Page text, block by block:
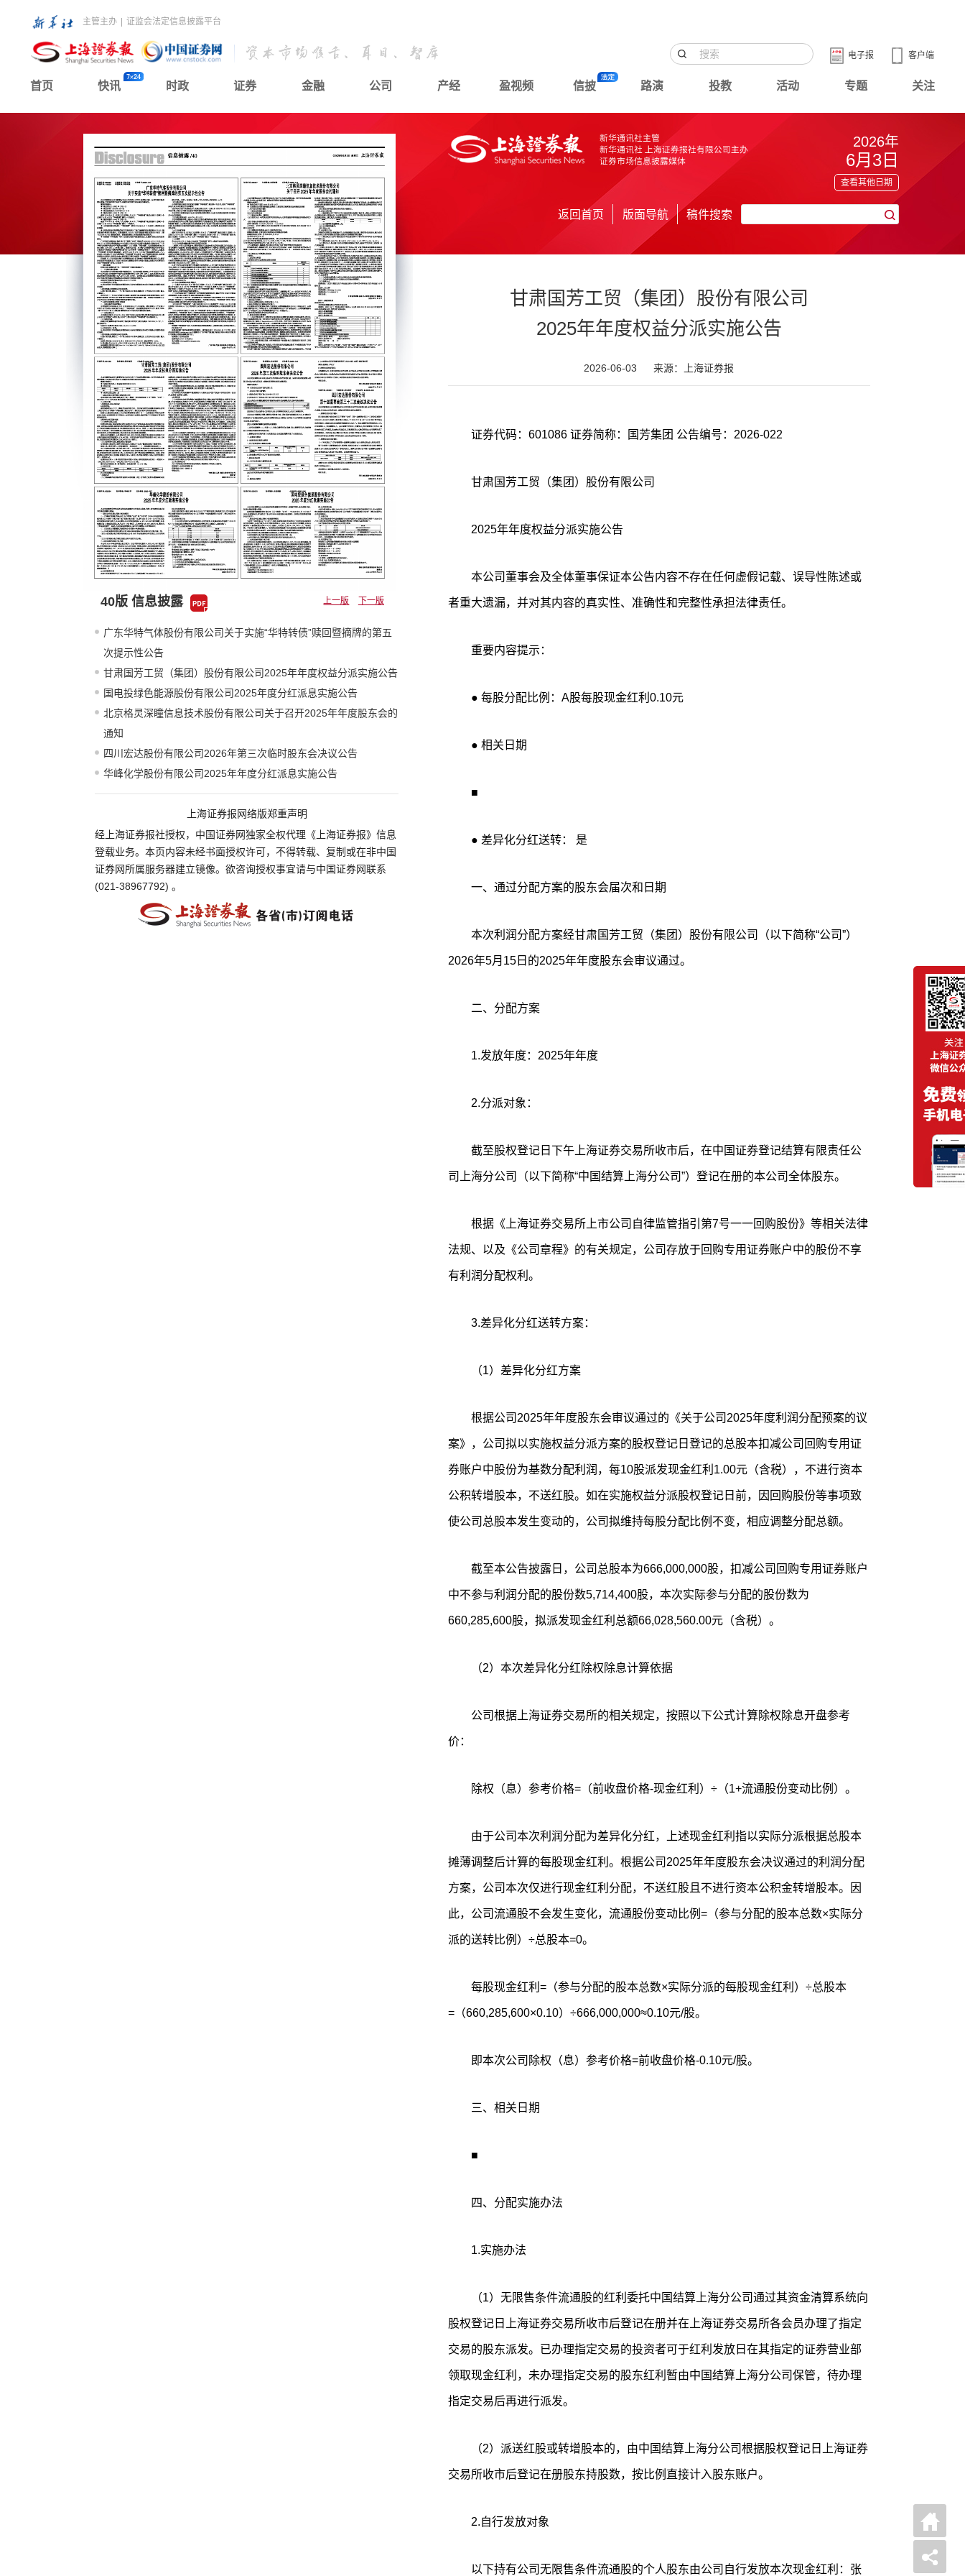
主管主办 证监会法定信息披露平台
客户端
电子报
首页 快讯 时政 证券 金融 公司 产经 盈视频 信披 路演 投教 活动 专题 关注
40版 信息披露 上一版 下一版
广东华特气体股份有限公司关于实施“华特转债”赎回暨摘牌的第五
次提示性公告
甘肃国芳工贸（集团）股份有限公司2025年年度权益分派实施公告
国电投绿色能源股份有限公司2025年度分红派息实施公告
北京格灵深瞳信息技术股份有限公司关于召开2025年年度股东会的
通知
四川宏达股份有限公司2026年第三次临时股东会决议公告
华峰化学股份有限公司2025年年度分红派息实施公告
上海证券报网络版郑重声明
经上海证券报社授权，中国证券网独家全权代理《上海证券报》信息
登载业务。本页内容未经书面授权许可，不得转载、复制或在非中国
证券网所属服务器建立镜像。欲咨询授权事宜请与中国证券网联系
(021-38967792) 。
2026年
6月3日
查看其他日期
返回首页 版面导航 稿件搜索
甘肃国芳工贸（集团）股份有限公司
2025年年度权益分派实施公告
2026-06-03 来源：上海证券报
证券代码：601086 证券简称：国芳集团 公告编号：2026-022
甘肃国芳工贸（集团）股份有限公司
2025年年度权益分派实施公告
本公司董事会及全体董事保证本公告内容不存在任何虚假记载、误导性陈述或
者重大遗漏，并对其内容的真实性、准确性和完整性承担法律责任。
重要内容提示：
● 每股分配比例：A股每股现金红利0.10元
● 相关日期
■
● 差异化分红送转： 是
一、通过分配方案的股东会届次和日期
本次利润分配方案经甘肃国芳工贸（集团）股份有限公司（以下简称“公司”）
2026年5月15日的2025年年度股东会审议通过。
二、分配方案
1.发放年度：2025年年度
2.分派对象：
截至股权登记日下午上海证券交易所收市后，在中国证券登记结算有限责任公
司上海分公司（以下简称“中国结算上海分公司”）登记在册的本公司全体股东。
根据《上海证券交易所上市公司自律监管指引第7号一一回购股份》等相关法律
法规、以及《公司章程》的有关规定，公司存放于回购专用证券账户中的股份不享
有利润分配权利。
3.差异化分红送转方案：
（1）差异化分红方案
根据公司2025年年度股东会审议通过的《关于公司2025年度利润分配预案的议
案》，公司拟以实施权益分派方案的股权登记日登记的总股本扣减公司回购专用证
券账户中股份为基数分配利润，每10股派发现金红利1.00元（含税），不进行资本
公积转增股本，不送红股。如在实施权益分派股权登记日前，因回购股份等事项致
使公司总股本发生变动的，公司拟维持每股分配比例不变，相应调整分配总额。
截至本公告披露日，公司总股本为666,000,000股，扣减公司回购专用证券账户
中不参与利润分配的股份数5,714,400股，本次实际参与分配的股份数为
660,285,600股，拟派发现金红利总额66,028,560.00元（含税）。
（2）本次差异化分红除权除息计算依据
公司根据上海证券交易所的相关规定，按照以下公式计算除权除息开盘参考
价：
除权（息）参考价格=（前收盘价格-现金红利）÷（1+流通股份变动比例）。
由于公司本次利润分配为差异化分红，上述现金红利指以实际分派根据总股本
摊薄调整后计算的每股现金红利。根据公司2025年年度股东会决议通过的利润分配
方案，公司本次仅进行现金红利分配，不送红股且不进行资本公积金转增股本。因
此，公司流通股不会发生变化，流通股份变动比例=（参与分配的股本总数×实际分
派的送转比例）÷总股本=0。
每股现金红利=（参与分配的股本总数×实际分派的每股现金红利）÷总股本
=（660,285,600×0.10）÷666,000,000≈0.10元/股。
即本次公司除权（息）参考价格=前收盘价格-0.10元/股。
三、相关日期
■
四、分配实施办法
1.实施办法
（1）无限售条件流通股的红利委托中国结算上海分公司通过其资金清算系统向
股权登记日上海证券交易所收市后登记在册并在上海证券交易所各会员办理了指定
交易的股东派发。已办理指定交易的投资者可于红利发放日在其指定的证券营业部
领取现金红利，未办理指定交易的股东红利暂由中国结算上海分公司保管，待办理
指定交易后再进行派发。
（2）派送红股或转增股本的，由中国结算上海分公司根据股权登记日上海证券
交易所收市后登记在册股东持股数，按比例直接计入股东账户。
2.自行发放对象
以下持有公司无限售条件流通股的个人股东由公司自行发放本次现金红利：张